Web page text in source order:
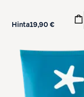
Hinta19,90 €